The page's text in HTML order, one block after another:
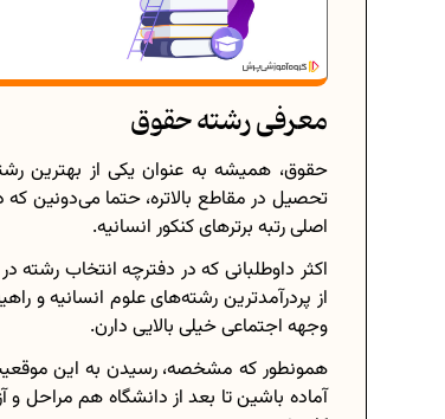
معرفی رشته حقوق
حقوق، همیشه به عنوان یکی از بهترین
تحصیل در مقاطع بالاتره، حتما می‌دونین که
اصلی رتبه برترهای کنکور انسانیه.
اکثر داوطلبانی که در دفترچه انتخاب
از پردرآمدترین رشته‌های علوم انسانیه و
وجهه اجتماعی خیلی بالایی دارن.
همونطور که مشخصه، رسیدن به این
آماده باشین تا بعد از دانشگاه هم مراحل